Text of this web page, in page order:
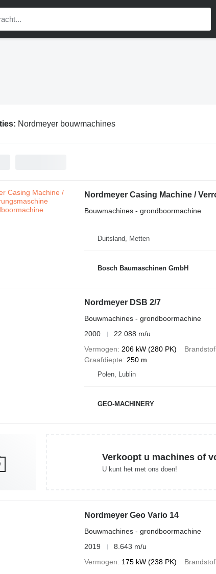
Nordmeyer bouwmachines
Nordmeyer Casing Machine /
Bouwmachines - grondboormachine
Duitsland, Metten
Bosch Baumaschinen GmbH
Nordmeyer DSB 2/7
Bouwmachines - grondboormachine
2000
22.088 m/u
Vermogen
206 kW (280 PK) Brandstof
Graafdiepte
250 m
Polen, Lublin
GEO-MACHINERY
Verkoopt u machines of
U kunt het met ons doen!
Nordmeyer Geo Vario 14
Bouwmachines - grondboormachine
2019
8.643 m/u
Vermogen
175 kW (238 PK) Brandstof